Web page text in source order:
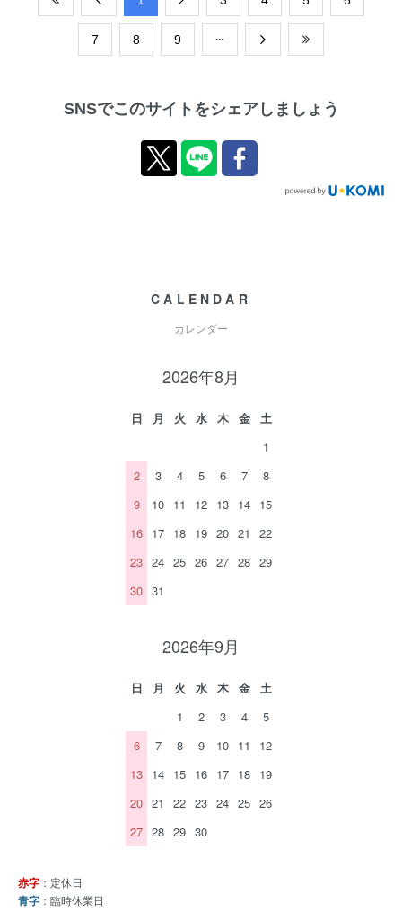
​7 ​8 ​9
SNSでこのサイトをシェアしましょう
CALENDAR
カレンダー
2026年8月
日 月 火 水 木 金
土
1
2
3 4 5 6 7
8
9
10 11 12 13 14 15
16 17 18 19 20 21
22
23 24 25 26 27 28 29
30 31
2026年9月
日 月 火 水 木 金
土
1
2 3 4
5
6
7 8 9 10 11
12
13 14 15 16 17 18 19
20 21 22 23 24 25 26
27 28 29 30
赤字 ：定休日
青字 ：臨時休業日